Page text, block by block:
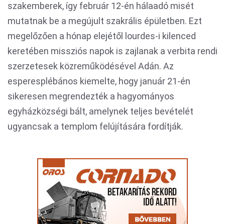
szakemberek, így február 12-én hálaadó misét
mutatnak be a megújult szakrális épületben. Ezt
megelőzően a hónap elejétől lourdes-i kilenced
keretében missziós napok is zajlanak a verbita rendi
szerzetesek közreműködésével Adán. Az
esperesplébános kiemelte, hogy január 21-én
sikeresen megrendezték a hagyományos
egyházközségi bált, amelynek teljes bevételét
ugyancsak a templom felújítására fordítják.